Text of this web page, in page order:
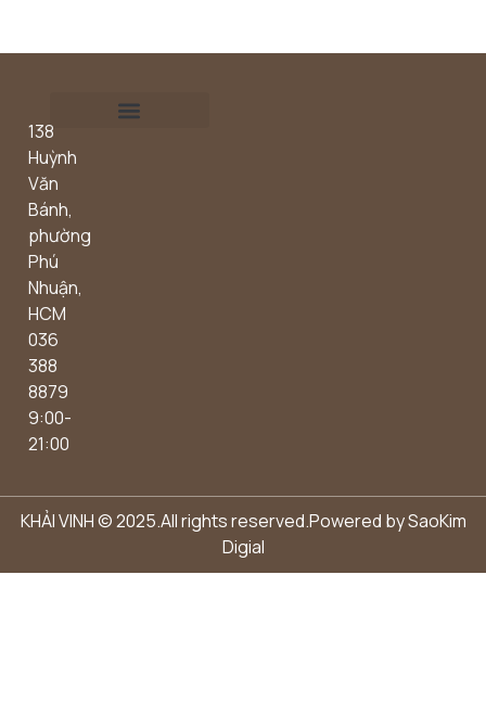
138
Huỳnh
Văn
Bánh,
phường
Phú
Nhuận,
HCM
036
388
8879
9:00-
21:00
KHẢI VINH © 2025.All rights reserved.Powered bySaoKim
Digial